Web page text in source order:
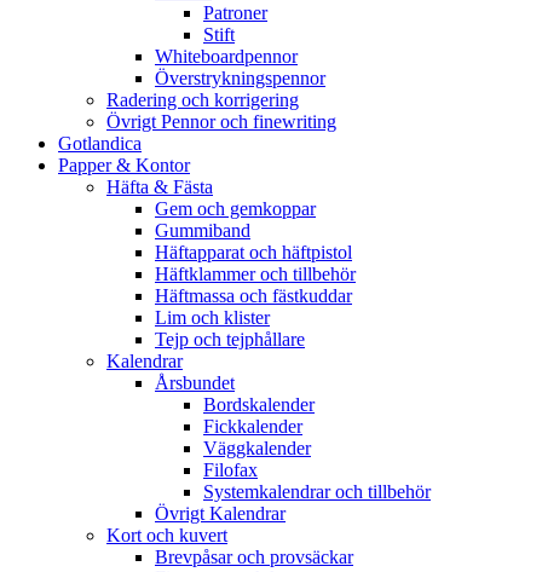
Patroner
Stift
Whiteboardpennor
Överstrykningspennor
Radering och korrigering
Övrigt Pennor och finewriting
Gotlandica
Papper & Kontor
Häfta & Fästa
Gem och gemkoppar
Gummiband
Häftapparat och häftpistol
Häftklammer och tillbehör
Häftmassa och fästkuddar
Lim och klister
Tejp och tejphållare
Kalendrar
Årsbundet
Bordskalender
Fickkalender
Väggkalender
Filofax
Systemkalendrar och tillbehör
Övrigt Kalendrar
Kort och kuvert
Brevpåsar och provsäckar